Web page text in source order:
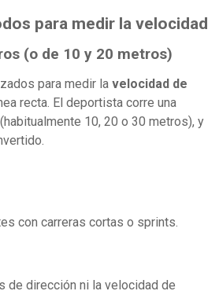
para medir la velocidad
(o de 10 y 20 metros)
para medir la velocidad de
recta. El deportista corre una
10, 20 o 30 metros), y
con carreras cortas o sprints.
de dirección ni la velocidad de